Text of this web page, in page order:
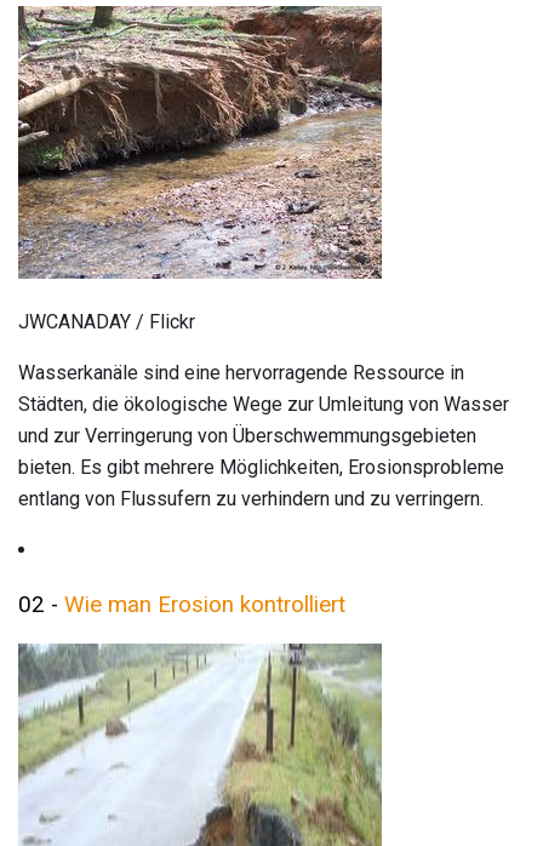
JWCANADAY / Flickr
Wasserkanäle sind eine hervorragende Ressource in
Städten, die ökologische Wege zur Umleitung von Wasser
und zur Verringerung von Überschwemmungsgebieten
bieten. Es gibt mehrere Möglichkeiten, Erosionsprobleme
entlang von Flussufern zu verhindern und zu verringern.
02 - Wie man Erosion kontrolliert